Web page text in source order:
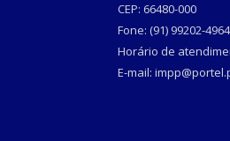
CEP: 66480-000
Fone: (91) 99202-4964
Horário de
E-mail: